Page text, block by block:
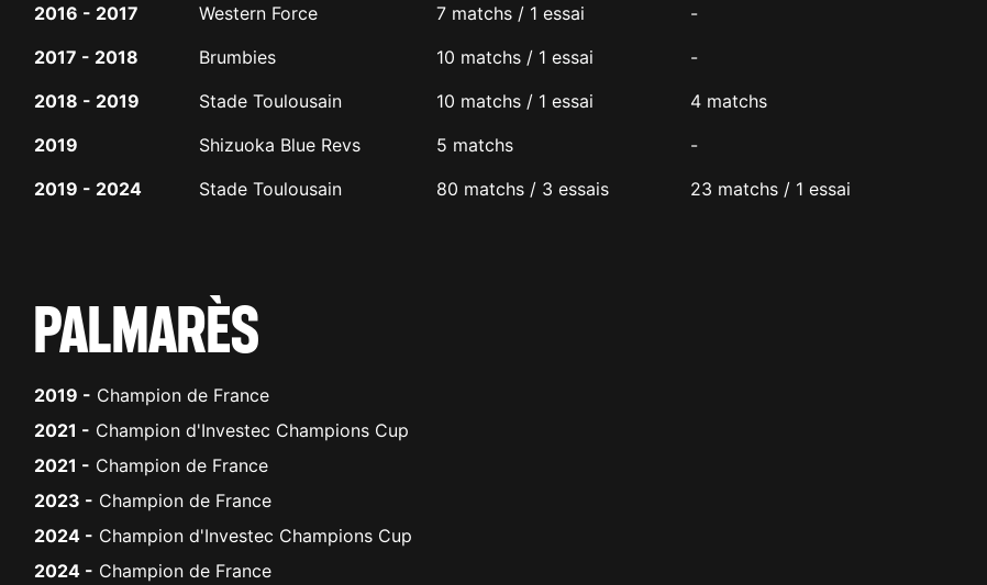
2016 - 2017 Western Force 7 matchs / 1 essai
-
2017 - 2018
Brumbies 10 matchs / 1 essai
-
2018 - 2019
Stade Toulousain 10 matchs / 1 essai
4 matchs
2019
Shizuoka Blue Revs 5 matchs
-
2019 - 2024
Stade Toulousain 80 matchs / 3 essais 23 matchs / 1 essai
PALMARÈS
2019 - Champion de France
2021 - Champion d'Investec Champions Cup
2021 - Champion de France
2023 - Champion de France
2024- Champion d'Investec Champions Cup
2024- Champion de France